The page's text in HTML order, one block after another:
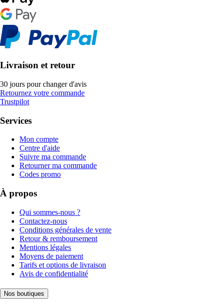
Livraison et retour
30 jours pour changer d'avis
Retournez votre commande
Trustpilot
Services
Mon compte
Centre d'aide
Suivre ma commande
Retourner ma commande
Codes promo
À propos
Qui sommes-nous ?
Contactez-nous
Conditions générales de vente
Retour & remboursement
Mentions légales
Moyens de paiement
Tarifs et options de livraison
Avis de confidentialité
Nos boutiques